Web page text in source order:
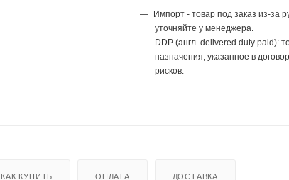
Импорт - товар под заказ из-за
уточняйте у менеджера.
DDP (англ. delivered duty paid):
назначения, указанное в
рисков.
КАК КУПИТЬ ОПЛАТА ДОСТАВКА